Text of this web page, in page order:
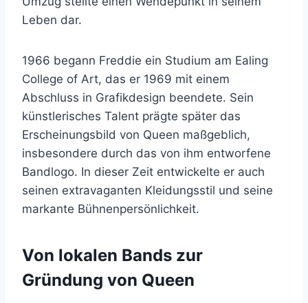
Leben dar.
1966 begann Freddie ein Studium am Ealing
College of Art, das er 1969 mit einem
Abschluss in Grafikdesign beendete. Sein
künstlerisches Talent prägte später das
Erscheinungsbild von Queen maßgeblich,
insbesondere durch das von ihm entworfene
Bandlogo. In dieser Zeit entwickelte er auch
seinen extravaganten Kleidungsstil und seine
markante Bühnenpersönlichkeit.
Von lokalen Bands zur
Gründung von Queen